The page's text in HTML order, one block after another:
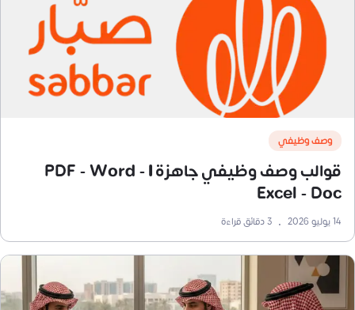
وصف وظيفي
قوالب وصف وظيفي جاهزة | PDF - Word -
Excel - Doc
14 يوليو 2026 •
3دقائق قراءة